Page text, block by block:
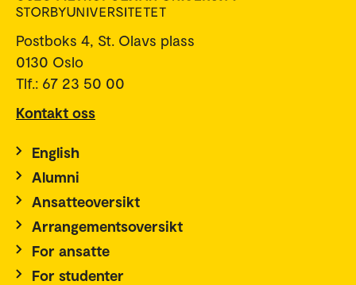
Postboks 4, St. Olavs plass
0130 Oslo
Tlf.: 67 23 50 00
Kontakt oss
English
Alumni
Ansatteoversikt
Arrangementsoversikt
For ansatte
For studenter